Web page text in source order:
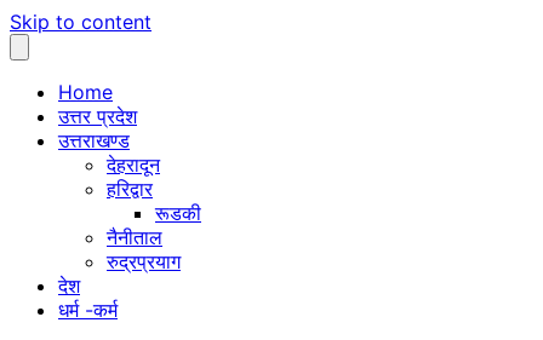
Skip to content
Home
उत्तर प्रदेश
उत्तराखण्ड
देहरादून
हरिद्वार
रूडकी
नैनीताल
रुद्रप्रयाग
देश
धर्म -कर्म